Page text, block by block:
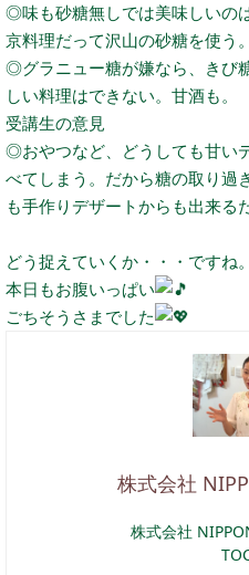
◎味も砂糖無しでは美味しいの
京料理だって沢山の砂糖を使う。
◎グラニュー糖が嫌なら、きび
しい料理はできない。甘酒も。
受講生の意見
◎おやつなど、どうしても甘い
べてしまう。だから糖の取り過
も手作りデザートからも出来る
どう捉えていくか・・・ですね。
本日もお腹いっぱい
ごちそうさまでした
株式会社
株式会社